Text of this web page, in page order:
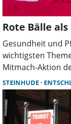
Rote Bälle
Gesundheit und
wichtigsten
Mitmach-Aktion
Marktplatz. Mit
politischen
den
STEINHUDE